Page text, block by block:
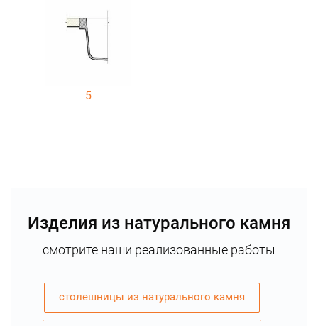
5
Изделия из натурального камня
смотрите наши реализованные работы
столешницы из натурального камня